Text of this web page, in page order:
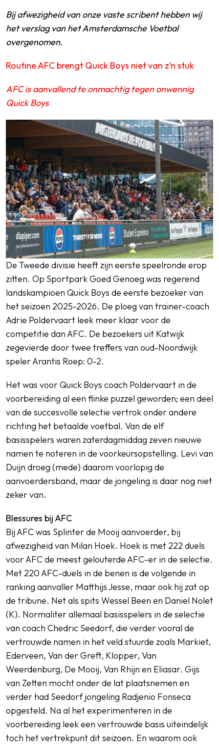
SPORTPARK GOED GENOEG
LIDMAATSCHAP
CONTACT
Bij afwezigheid van onze vaste scribent hebben wij
het verslag van het Amsterdamsche Voetbal
overgenomen.
Routine AFC brengt Quick Boys niet van z’n stuk
AFC is aanvallend te onmachtig tegen onwennig
Quick Boys
De Tweede divisie heeft zijn eerste speelronde erop
zitten. Op Sportpark Goed Genoeg was regerend
landskampioen Quick Boys de eerste bezoeker van
het seizoen 2025-2026. De ploeg van trainer-coach
Adrie Poldervaart leek meer klaar voor de
competitie dan AFC. De bezoekers uit Katwijk
zegevierde door twee treffers van oud-Noordwijk
speler Arantis Roep: 0-2.
Het was voor Quick Boys coach Poldervaart in de
voorbereiding al een flinke puzzel geworden; een deel
van de succesvolle selectie vertrok onder andere
richting het betaalde voetbal. Van de elf
basisspelers waren zaterdagmiddag zeven nieuwe
namen te noteren in de voorkeursopstelling. Levi van
Duijn droeg (mede) daarom voorlopig de
aanvoerdersband, maar de jongeling is daar nog niet
zeker van.
Blessures bij AFC
Bij AFC was Splinter de Mooij aanvoerder, bij
afwezigheid van Milan Hoek. Hoek is met 222 duels
voor AFC de meest gelouterde AFC-er in de selectie.
Met 220 AFC-duels in de benen is de volgende in
ranking aanvaller Matthijs Jesse, maar ook hij zat op
de tribune. Net als spits Wessel Been en Daniel Nolet
(K). Normaliter allemaal basisspelers in de selectie
van coach Chedric Seedorf, die verder vooral de
vertrouwde namen in het veld stuurde zoals Markiet,
Ederveen, Van der Greft, Klopper, Van
Weerdenburg, De Mooij, Van Rhijn en Eliasar. Gijs
van Zetten mocht onder de lat plaatsnemen en
verder had Seedorf jongeling Radjenio Fonseca
opgesteld. Na al het experimenteren in de
voorbereiding leek een vertrouwde basis uiteindelijk
toch het vertrekpunt dit seizoen. En waarom ook